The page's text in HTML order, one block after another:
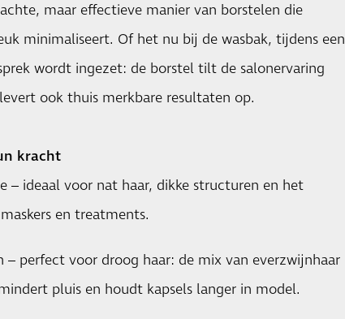
maar effectieve manier van borstelen die
minimaliseert. Of het nu bij de wasbak, tijdens een
wordt ingezet: de borstel tilt de salonervaring
ook thuis merkbare resultaten op.
kracht
– ideaal voor nat haar, dikke structuren en het
en treatments.
– perfect voor droog haar: de mix van everzwijnhaar
pluis en houdt kapsels langer in model.